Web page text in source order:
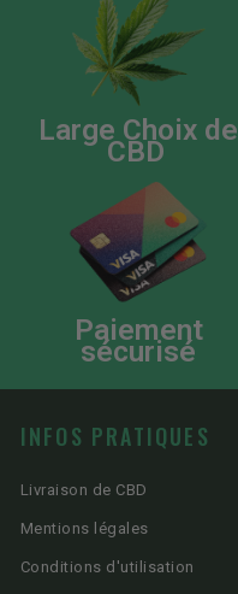
Large Choix de
CBD
Paiement
sécurisé
INFOS PRATIQUES
Livraison de CBD
Mentions légales
Conditions d'utilisation